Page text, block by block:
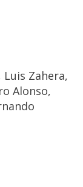
Zahera,
Alonso,